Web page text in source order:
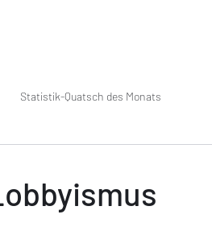
Statistik-Quatsch des Monats